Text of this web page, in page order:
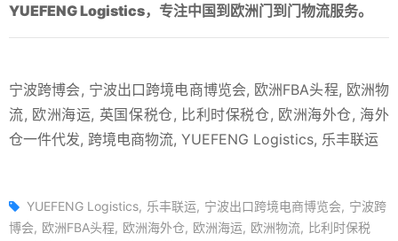
YUEFENG Logistics，专注中国到欧洲门到门物流服务。
宁波跨博会, 宁波出口跨境电商博览会, 欧洲FBA头程, 欧洲物
流, 欧洲海运, 英国保税仓, 比利时保税仓, 欧洲海外仓, 海外
仓一件代发, 跨境电商物流, YUEFENG Logistics, 乐丰联运
YUEFENG Logistics 乐丰联运 宁波出口跨境电商博览会
宁波跨
博会
欧洲FBA头程 欧洲海外仓 欧洲海运 欧洲物流
比利时保税